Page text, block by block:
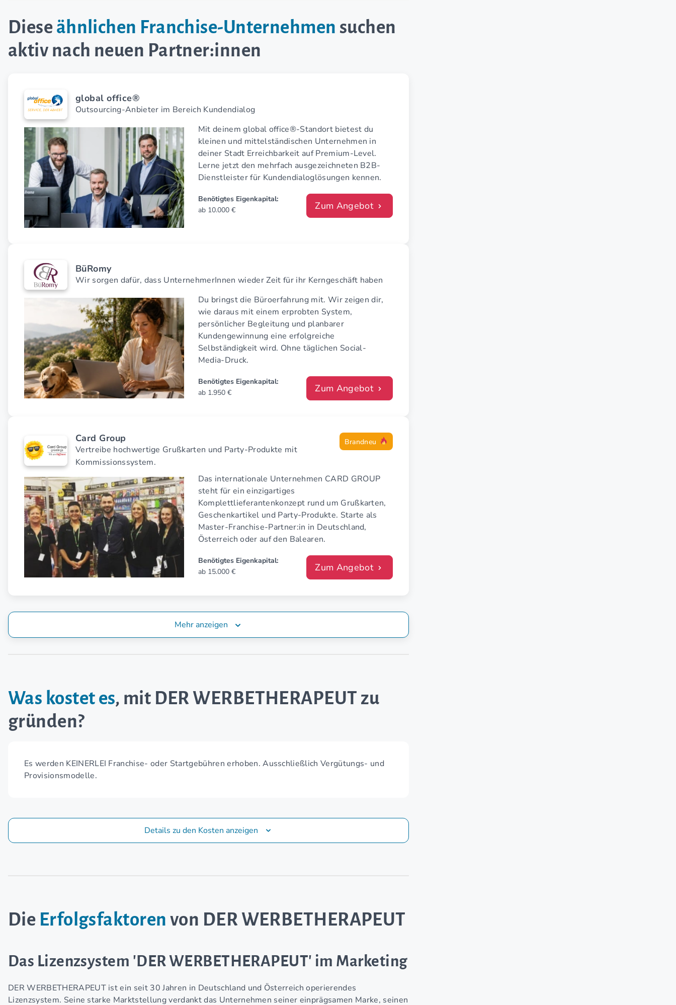
Diese ähnlichen Franchise-Unternehmen suchen
aktiv nach neuen Partner:innen
global office®
Outsourcing-Anbieter im Bereich Kundendialog
Mit deinem global office®-Standort bietest du
kleinen und mittelständischen Unternehmen in
deiner Stadt Erreichbarkeit auf Premium-Level.
Lerne jetzt den mehrfach ausgezeichneten B2B-
Dienstleister für Kundendialoglösungen kennen.
Benötigtes Eigenkapital:
ab 10.000 €
Zum Angebot
BüRomy
Wir sorgen dafür, dass UnternehmerInnen wieder Zeit für ihr Kerngeschäft haben
Du bringst die Büroerfahrung mit. Wir zeigen dir,
wie daraus mit einem erprobten System,
persönlicher Begleitung und planbarer
Kundengewinnung eine erfolgreiche
Selbständigkeit wird. Ohne täglichen Social-
Media-Druck.
Benötigtes Eigenkapital:
ab 1.950 €
Zum Angebot
Card Group
Vertreibe hochwertige Grußkarten und Party-Produkte mit
Kommissionssystem.
Brandneu
Das internationale Unternehmen CARD GROUP
steht für ein einzigartiges
Komplettlieferantenkonzept rund um Grußkarten,
Geschenkartikel und Party-Produkte. Starte als
Master-Franchise-Partner:in in Deutschland,
Österreich oder auf den Balearen.
Benötigtes Eigenkapital:
ab 15.000 €
Zum Angebot
Mehr anzeigen
Was kostet es, mit DER WERBETHERAPEUT zu
gründen?
Es werden KEINERLEI Franchise- oder Startgebühren erhoben. Ausschließlich Vergütungs- und
Provisionsmodelle.
Details zu den Kosten anzeigen
Die Erfolgsfaktoren von DER WERBETHERAPEUT
Das Lizenzsystem 'DER WERBETHERAPEUT' im Marketing
DER WERBETHERAPEUT ist ein seit 30 Jahren in Deutschland und Österreich operierendes
Lizenzsystem. Seine starke Marktstellung verdankt das Unternehmen seiner einprägsamen Marke, seinen